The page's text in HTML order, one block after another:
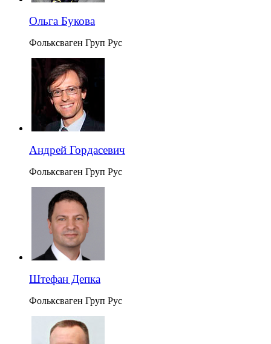
Ольга Букова
Фольксваген Груп Рус
Андрей Гордасевич
Фольксваген Груп Рус
Штефан Депка
Фольксваген Груп Рус